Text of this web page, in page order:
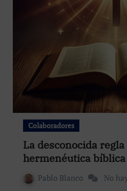
Colaboradores
La desconocida regla
hermenéutica bíblica
Pablo Blanco No